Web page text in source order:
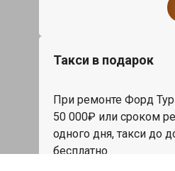
Такси в подарок
При ремонте Форд
50 000₽ или сроком
одного дня, такси до
бесплатно.